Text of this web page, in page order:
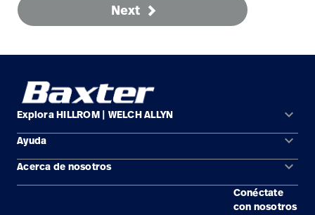
Next
Explora HILLROM | WELCH ALLYN keyboard_arrow_down
Soluciones
Productos
Ayuda keyboard_arrow_down
Comunícate con nosotros
Acerca de nosotros keyboard_arrow_down
Conéctate
con nosotros